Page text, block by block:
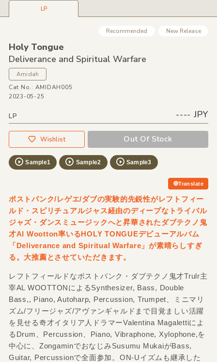
LP
Recommended New Release
Holy Tongue
Deliverance and Spiritual Warfare
Amidah
Cat No.: AMIDAH005
2023-05-25
LP ---- JPY
Wishlist Out Of Stock
Sample1 Sample2 Sample3
Translate
ポストパンク/レゲエ/ダブの実験的先鋭性がレフトフィー
ルド・スピリチュアルジャス経由のディープなトライバル
ジャズ・ダンスミュージックへと昇華されたダブテクノ鬼
才Al Wootton率いるHOLY TONGUEデビューアルバム
「Deliverance and Spiritual Warfare」が素晴らしすぎ
る。大推薦とさせていただきます。
レフトフィールドなポストパンク・ダブテクノ鬼才Trulr主
宰AL WOOTTONによるSynthesizer, Bass, Double
Bass,, Piano, Autoharp, Percussion, Trumpet、ミニマリ
ズム/フリージャズ/アヴァンギャルドまで目覚ましい活躍
を見せる奇才イタリア人ドラマーValentina Magalettiによ
るDrum、Percussion、Piano, Vibraphone, Xylophone,を
中心に、ZongaminでおなじみSusumu MukaiがBass,
Guitar, Percussionで全面参加。ON-Uイズムも継承した